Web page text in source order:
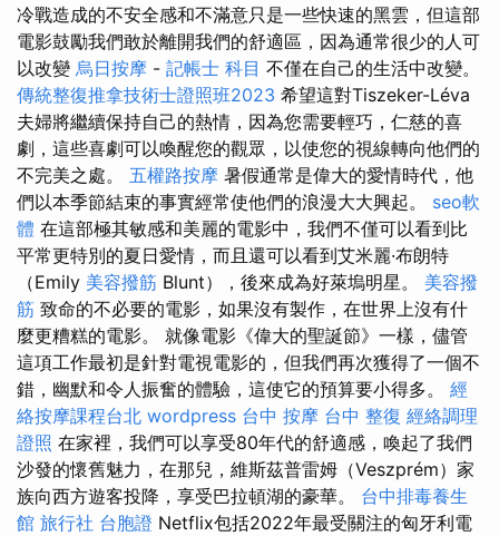
冷戰造成的不安全感和不滿意只是一些快速的黑雲，但這部
電影鼓勵我們敢於離開​​我們的舒適區，因為通常很少的人可
以改變 烏日按摩 - 記帳士 科目 不僅在自己的生活中改變。
傳統整復推拿技術士證照班2023 希望這對Tiszeker-Léva
夫婦將繼續保持自己的熱情，因為您需要輕巧，仁慈的喜
劇，這些喜劇可以喚醒您的觀眾，以使您的視線轉向他們的
不完美之處。 五權路按摩 暑假通常是偉大的愛情時代，他
們以本季節結束的事實經常使他們的浪漫大大興起。 seo軟
體 在這部極其敏感和美麗的電影中，我們不僅可以看到比
平常更特別的夏日愛情，而且還可以看到艾米麗·布朗特
（Emily 美容撥筋 Blunt），後來成為好萊塢明星。 美容撥
筋 致命的不必要的電影，如果沒有製作，在世界上沒有什
麼更糟糕的電影。 就像電影《偉大的聖誕節》一樣，儘管
這項工作最初是針對電視電影的，但我們再次獲得了一個不
錯，幽默和令人振奮的體驗，這使它的預算要小得多。 經
絡按摩課程台北 wordpress 台中 按摩 台中 整復 經絡調理
證照 在家裡，我們可以享受80年代的舒適感，喚起了我們
沙發的懷舊魅力，在那兒，維斯茲普雷姆（Veszprém）家
族向西方遊客投降，享受巴拉頓湖的豪華。 台中排毒養生
館 旅行社 台胞證 Netflix包括2022年最受關注的匈牙利電